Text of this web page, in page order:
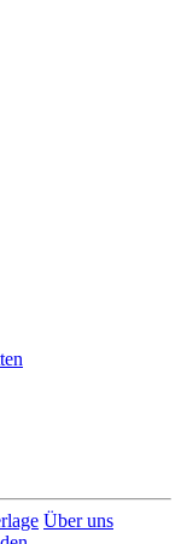
Über uns